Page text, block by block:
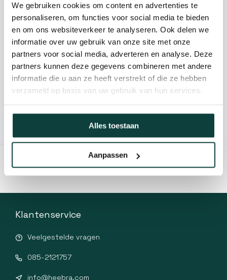
We gebruiken cookies om content en advertenties te
personaliseren, om functies voor social media te bieden
en om ons websiteverkeer te analyseren. Ook delen we
informatie over uw gebruik van onze site met onze
partners voor social media, adverteren en analyse. Deze
partners kunnen deze gegevens combineren met andere
informatie die u aan ze heeft verstrekt of die ze hebben
verzameld op basis van uw gebruik van hun services.
Alles toestaan
Aanpassen
Kunnen we je helpen?
085-2121757
info@heebra.com
Hovenier of klusbedrijf? Neem contact met ons op voor
Klantenservice
Veelgestelde vragen
085-2121757
info@heebra.com